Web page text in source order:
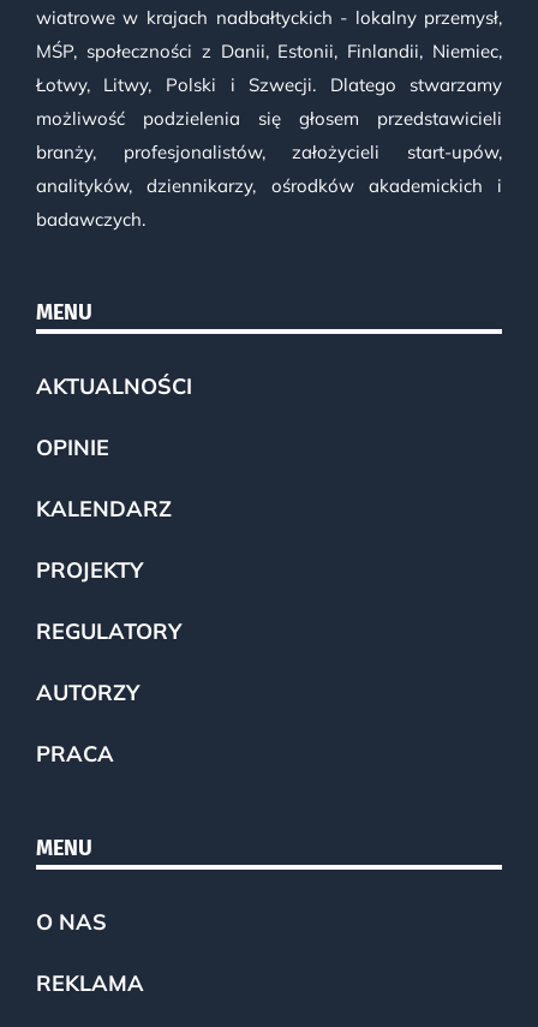
wiatrowe w krajach nadbałtyckich - lokalny przemysł,
MŚP, społeczności z Danii, Estonii, Finlandii, Niemiec,
Łotwy, Litwy, Polski i Szwecji. Dlatego stwarzamy
możliwość podzielenia się głosem przedstawicieli
branży, profesjonalistów, założycieli start-upów,
analityków, dziennikarzy, ośrodków akademickich i
badawczych.
MENU
AKTUALNOŚCI
OPINIE
KALENDARZ
PROJEKTY
REGULATORY
AUTORZY
PRACA
MENU
O NAS
REKLAMA